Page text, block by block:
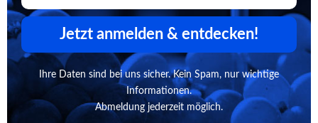
Jetzt anmelden & entdecken!
Ihre Daten sind bei uns sicher. Kein Spam, nur wichtige
Informationen.
Abmeldung jederzeit möglich.